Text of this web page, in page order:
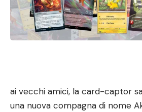
ai vecchi amici, la card-captor
una nuova compagna di nome